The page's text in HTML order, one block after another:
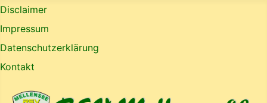
Disclaimer
Impressum
Datenschutzerklärung
Kontakt